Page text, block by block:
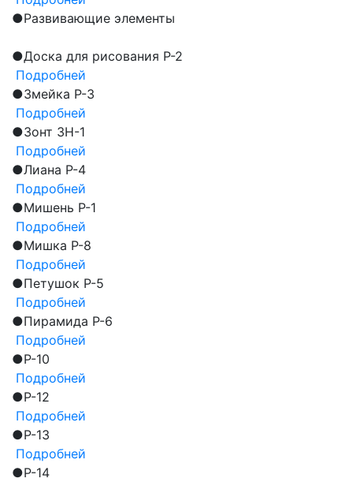
●Развивающие элементы
●Доска для рисования Р-2
Подробней
●Змейка Р-3
Подробней
●Зонт ЗН-1
Подробней
●Лиана Р-4
Подробней
●Мишень Р-1
Подробней
●Мишка Р-8
Подробней
●Петушок Р-5
Подробней
●Пирамида Р-6
Подробней
●Р-10
Подробней
●Р-12
Подробней
●Р-13
Подробней
●Р-14